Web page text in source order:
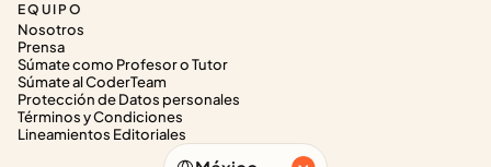
EQUIPO
Nosotros
Prensa
Súmate como Profesor o Tutor
Súmate al CoderTeam
Protección de Datos personales
Términos y Condiciones
Lineamientos Editoriales
Select Language